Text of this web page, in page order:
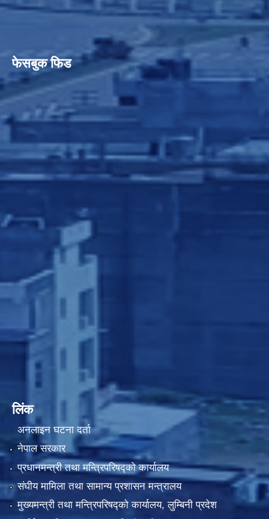
फेसबुक फिड
लिंक
अनलाइन घटना दर्ता
नेपाल सरकार
प्रधानमन्त्री तथा मन्त्रिपरिषद्को कार्यालय
संघीय मामिला तथा सामान्य प्रशासन मन्त्रालय
मुख्यमन्त्री तथा मन्त्रिपरिषद्को कार्यालय, लुम्बिनी प्रदेश